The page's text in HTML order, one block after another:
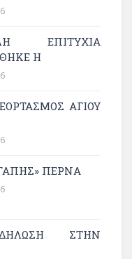
ΕΠΙΤΥΧΊΑ
Η
ΑΓΙΟΥ
ΠΕΡΝΆ
ΣΤΗΝ